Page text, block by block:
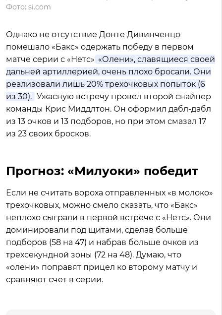
Фото: si.com
Однако не отсутствие Донте Дивинченцо
помешало «Бакс» одержать победу в первом
матче серии с «Нетс». «Олени», славящиеся своей
дальней артиллерией, очень плохо бросали. Они
реализовали лишь 20% трехочковых попыток (6
из 30). Ужасную встречу провел второй снайпер
команды Крис Миддлтон. Он оформил дабл-дабл
из 13 очков и 13 подборов, но при этом смазал 17
из 23 своих бросков.
Прогноз: «Милуоки» победит
Если не считать вороха отправленных «в молоко»
трехочковых, можно смело сказать, что «Бакс»
неплохо сыграли в первой встрече с «Нетс». Они
доминировали под щитами, сделав больше
подборов (58 на 47) и набрав больше очков из
трехсекундной зоны (72 на 48). Думаю, что
«олени» поправят прицел ко второму матчу и
сравняют счет в серии.